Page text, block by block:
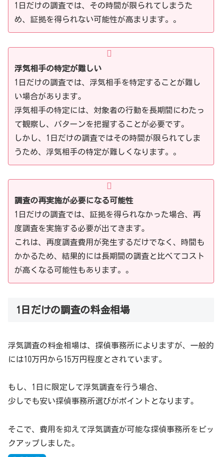
1日だけの調査では、その時間が限られてしまうた
め、証拠を得られない可能性が高まります。。
浮気相手の特定が難しい
1日だけの調査では、浮気相手を特定することが難し
い場合があります。
浮気相手の特定には、対象者の行動を長期間にわたっ
て観察し、パターンを把握することが必要です。
しかし、1日だけの調査ではその時間が限られてしま
うため、浮気相手の特定が難しくなります。。
調査の再実施が必要になる可能性
1日だけの調査では、証拠を得られなかった場合、再
度調査を実施する必要が出てきます。
これは、再度調査費用が発生するだけでなく、時間も
かかるため、結果的には長期間の調査と比べてコスト
が高くなる可能性もあります。。
1日だけの調査の料金相場
浮気調査の料金相場は、探偵事務所によりますが、一般的
には10万円から15万円程度とされています。
もし、1日に限定して浮気調査を行う場合、
少しでも安い探偵事務所選びがポイントとなります。
そこで、費用を抑えて浮気調査が可能な探偵事務所をピッ
クアップしました。